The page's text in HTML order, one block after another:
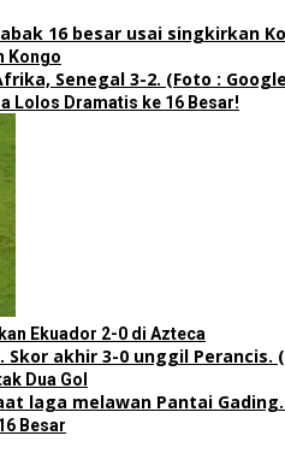
Kongo
Lolos Dramatis ke 16 Besar!
Ekuador 2-0 di Azteca
Dua Gol
Besar